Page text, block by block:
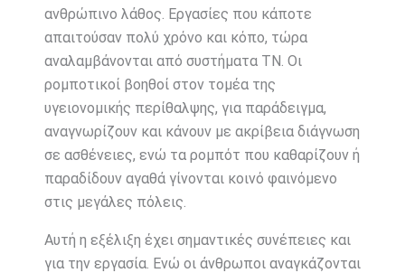
ανθρώπινο λάθος. Εργασίες που κάποτε
απαιτούσαν πολύ χρόνο και κόπο, τώρα
αναλαμβάνονται από συστήματα ΤΝ. Οι
ρομποτικοί βοηθοί στον τομέα της
υγειονομικής περίθαλψης, για παράδειγμα,
αναγνωρίζουν και κάνουν με ακρίβεια διάγνωση
σε ασθένειες, ενώ τα ρομπότ που καθαρίζουν ή
παραδίδουν αγαθά γίνονται κοινό φαινόμενο
στις μεγάλες πόλεις.
Αυτή η εξέλιξη έχει σημαντικές συνέπειες και
για την εργασία. Ενώ οι άνθρωποι αναγκάζονται